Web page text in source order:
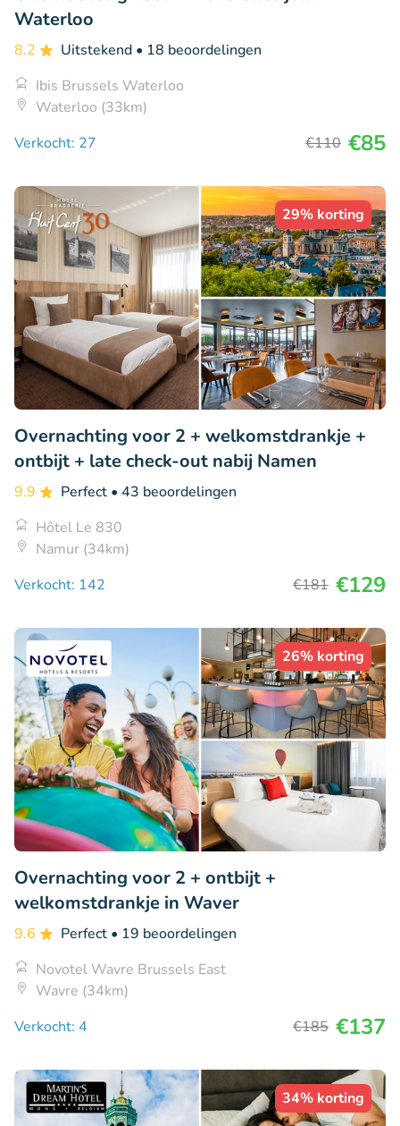
Waterloo
8.2 Uitstekend • 18 beoordelingen
Ibis Brussels Waterloo
Waterloo (33km)
Verkocht: 27
€110 €85
29% korting
Overnachting voor 2 + welkomstdrankje +
ontbijt + late check-out nabij Namen
9.9 Perfect • 43 beoordelingen
Hôtel Le 830
Namur (34km)
Verkocht: 142
€181 €129
26% korting
Overnachting voor 2 + ontbijt +
welkomstdrankje in Waver
9.6 Perfect • 19 beoordelingen
Novotel Wavre Brussels East
Wavre (34km)
Verkocht: 4
€185 €137
34% korting